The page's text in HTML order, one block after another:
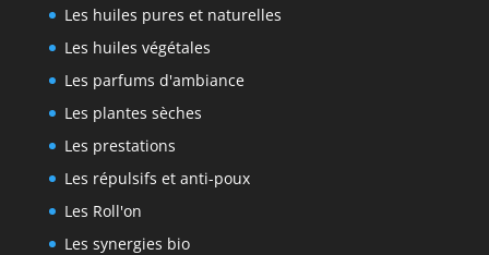
Les huiles pures et naturelles
Les huiles végétales
Les parfums d'ambiance
Les plantes sèches
Les prestations
Les répulsifs et anti-poux
Les Roll'on
Les synergies bio